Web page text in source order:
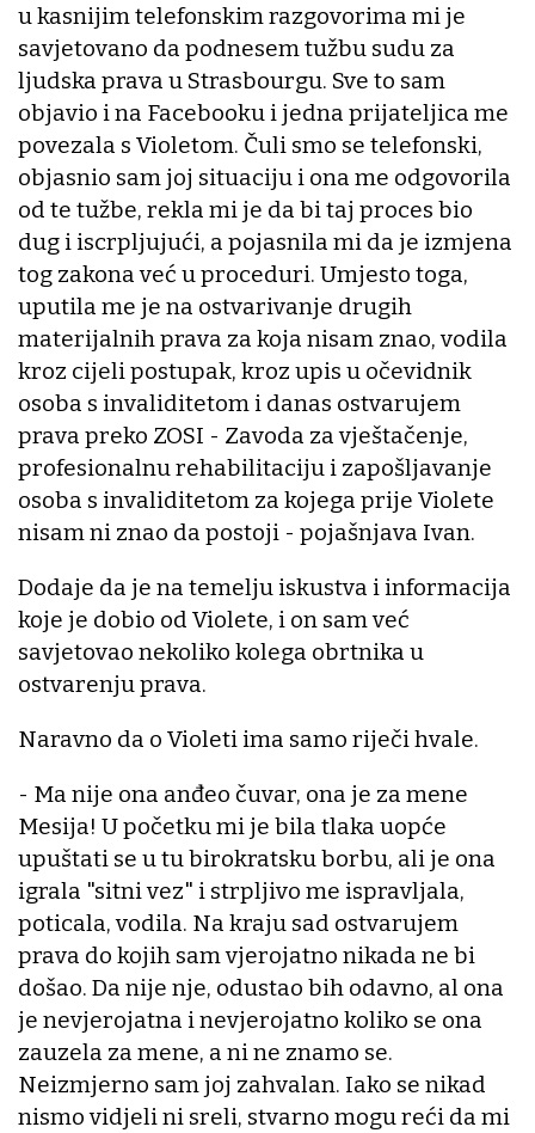
u kasnijim telefonskim razgovorima mi je
savjetovano da podnesem tužbu sudu za
ljudska prava u Strasbourgu. Sve to sam
objavio i na Facebooku i jedna prijateljica me
povezala s Violetom. Čuli smo se telefonski,
objasnio sam joj situaciju i ona me odgovorila
od te tužbe, rekla mi je da bi taj proces bio
dug i iscrpljujući, a pojasnila mi da je izmjena
tog zakona već u proceduri. Umjesto toga,
uputila me je na ostvarivanje drugih
materijalnih prava za koja nisam znao, vodila
kroz cijeli postupak, kroz upis u očevidnik
osoba s invaliditetom i danas ostvarujem
prava preko ZOSI - Zavoda za vještačenje,
profesionalnu rehabilitaciju i zapošljavanje
osoba s invaliditetom za kojega prije Violete
nisam ni znao da postoji - pojašnjava Ivan.
Dodaje da je na temelju iskustva i informacija
koje je dobio od Violete, i on sam već
savjetovao nekoliko kolega obrtnika u
ostvarenju prava.
Naravno da o Violeti ima samo riječi hvale.
- Ma nije ona anđeo čuvar, ona je za mene
Mesija! U početku mi je bila tlaka uopće
upuštati se u tu birokratsku borbu, ali je ona
igrala "sitni vez" i strpljivo me ispravljala,
poticala, vodila. Na kraju sad ostvarujem
prava do kojih sam vjerojatno nikada ne bi
došao. Da nije nje, odustao bih odavno, al ona
je nevjerojatna i nevjerojatno koliko se ona
zauzela za mene, a ni ne znamo se.
Neizmjerno sam joj zahvalan. Iako se nikad
nismo vidjeli ni sreli, stvarno mogu reći da mi